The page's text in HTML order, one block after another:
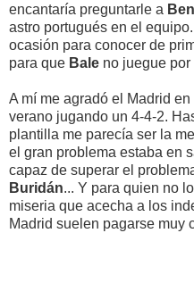
encantaría preguntarle a
astro portugués en el
ocasión para conocer de
para que Bale no juegue
A mí me agradó el Madrid
verano jugando un 4-4-2.
plantilla me parecía ser la
el gran problema estaba en
capaz de superar el
Buridán... Y para quien no
miseria que acecha a los
Madrid suelen pagarse muy